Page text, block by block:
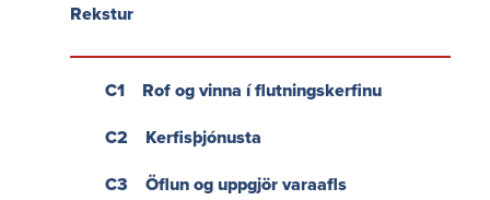
Hugtakasafn
Kynningarrit og skýrslur
Rekstur
C1
Rof og vinna í flutningskerfinu
C2
Kerfisþjónusta
C3
Öflun og uppgjör varaafls